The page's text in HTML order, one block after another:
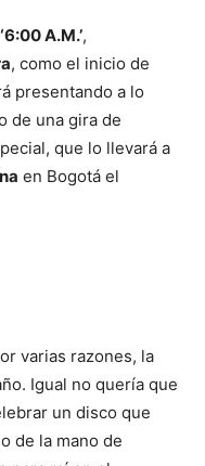
‘6:00 A.M.’,
, como el inicio de
presentando a lo
de una gira de
que lo llevará a
en Bogotá el
varias razones, la
Igual no quería que
un disco que
de la mano de